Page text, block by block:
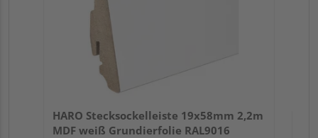
HARO Stecksockelleiste 19x58mm 2,2m
MDF weiß Grundierfolie RAL9016